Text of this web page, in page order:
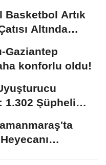
Basketbol Artık
Altında
Gaziantep
konforlu oldu!
1.302 Şüpheli